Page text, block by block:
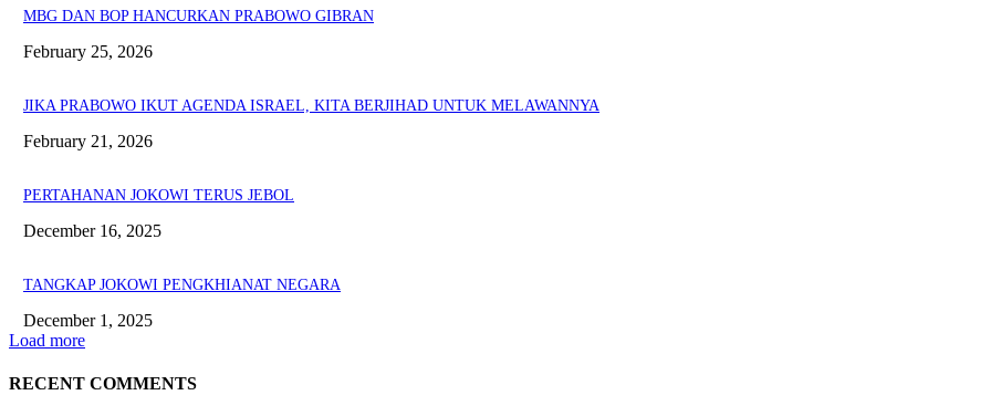
MBG DAN BOP HANCURKAN PRABOWO GIBRAN
February 25, 2026
JIKA PRABOWO IKUT AGENDA ISRAEL, KITA BERJIHAD UNTUK MELAWANNYA
February 21, 2026
PERTAHANAN JOKOWI TERUS JEBOL
December 16, 2025
TANGKAP JOKOWI PENGKHIANAT NEGARA
December 1, 2025
Load more
RECENT COMMENTS